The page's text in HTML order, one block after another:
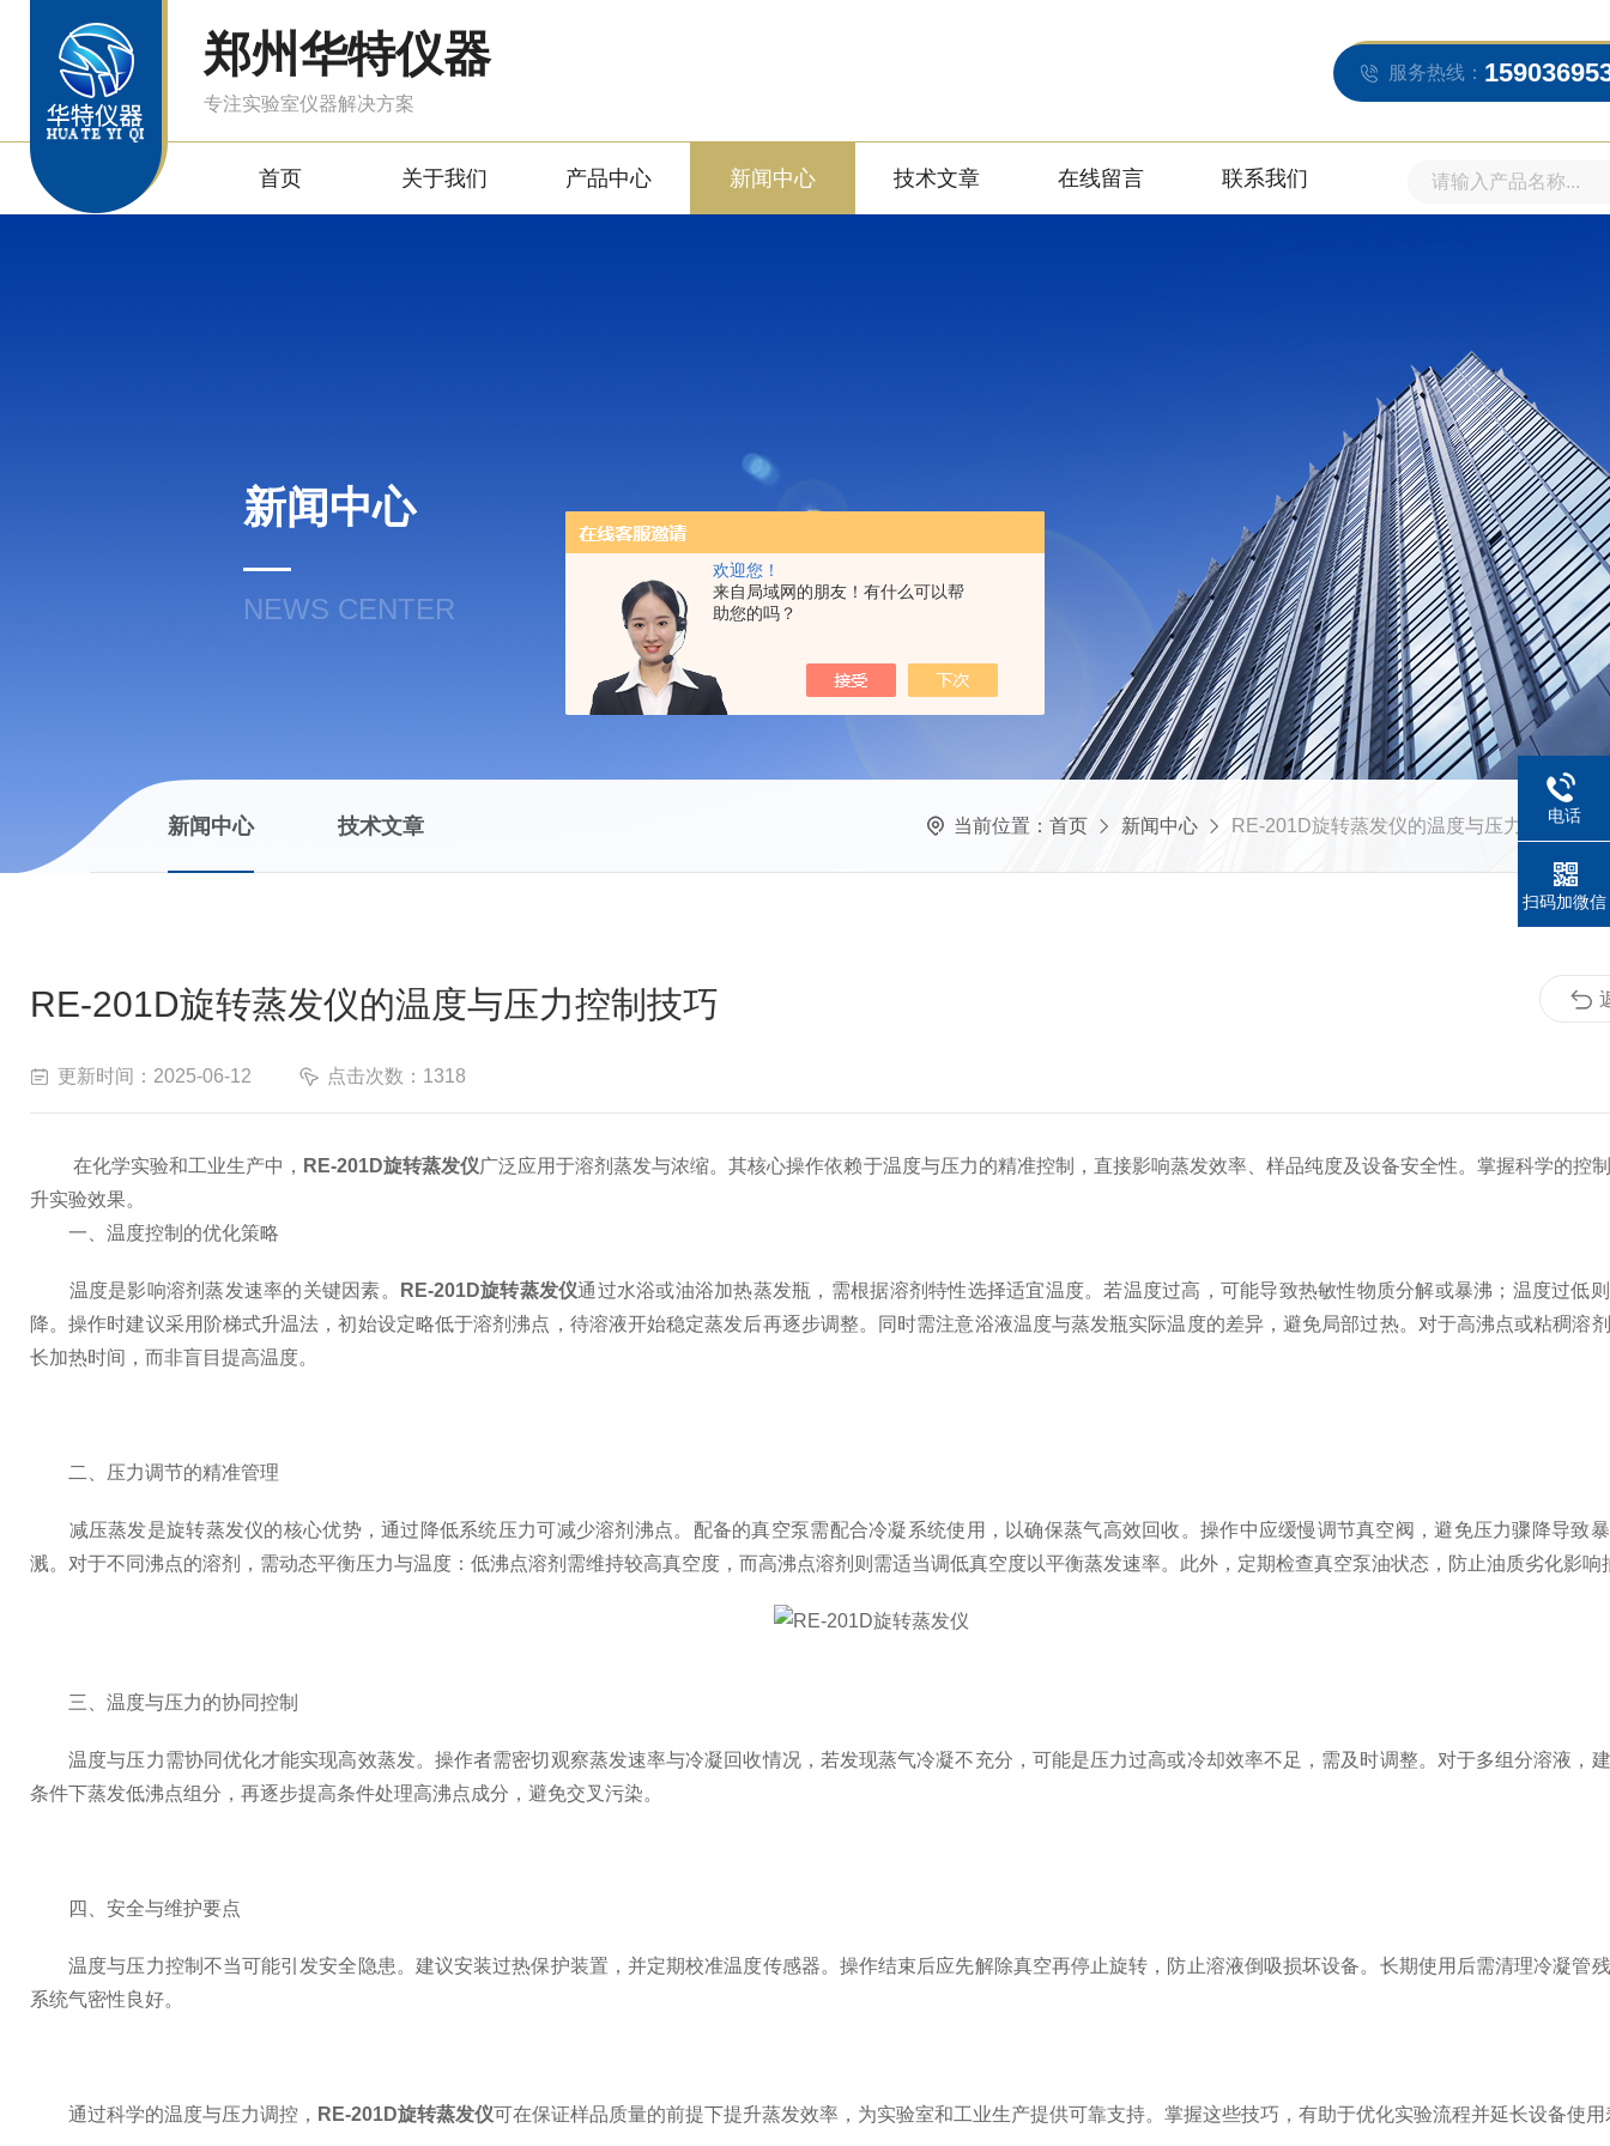
欢迎您！
来自局域网的朋友！有什么可以帮
助您的吗？
郑州华特仪器
专注实验室仪器解决方案
服务热线：
首页 关于我们 产品中心 新闻中心 技术文章 在线留言 联系我们
新闻中心
NEWS CENTER
新闻中心 技术文章 当前位置： 首页 新闻中心 RE-201D旋转蒸发仪的温度与压力控制技巧
RE-201D旋转蒸发仪的温度与压力控制技巧
更新时间：2025-06-12 点击次数：1318
在化学实验和工业生产中， RE-201D旋转蒸发仪广泛应用于溶剂蒸发与浓缩。其核心操作依赖于温度与压力的精准控制，直接影响蒸发效率、样品纯度及设备安全性。掌握科学的控
升实验效果。
一、温度控制的优化策略
温度是影响溶剂蒸发速率的关键因素。 RE-201D旋转蒸发仪通过水浴或油浴加热蒸发瓶，需根据溶剂特性选择适宜温度。若温度过高，可能导致热敏性物质分解或暴沸；温度过低
降。操作时建议采用阶梯式升温法，初始设定略低于溶剂沸点，待溶液开始稳定蒸发后再逐步调整。同时需注意浴液温度与蒸发瓶实际温度的差异，避免局部过热。对于高沸点或粘稠溶
长加热时间，而非盲目提高温度。
二、压力调节的精准管理
减压蒸发是旋转蒸发仪的核心优势，通过降低系统压力可减少溶剂沸点。配备的真空泵需配合冷凝系统使用，以确保蒸气高效回收。操作中应缓慢调节真空阀，避免压力骤降导致
溅。对于不同沸点的溶剂，需动态平衡压力与温度：低沸点溶剂需维持较高真空度，而高沸点溶剂则需适当调低真空度以平衡蒸发速率。此外，定期检查真空泵油状态，防止油质劣化影响
三、温度与压力的协同控制
温度与压力需协同优化才能实现高效蒸发。操作者需密切观察蒸发速率与冷凝回收情况，若发现蒸气冷凝不充分，可能是压力过高或冷却效率不足，需及时调整。对于多组分溶液，
条件下蒸发低沸点组分，再逐步提高条件处理高沸点成分，避免交叉污染。
四、安全与维护要点
温度与压力控制不当可能引发安全隐患。建议安装过热保护装置，并定期校准温度传感器。操作结束后应先解除真空再停止旋转，防止溶液倒吸损坏设备。长期使用后需清理冷凝管
系统气密性良好。
通过科学的温度与压力调控， RE-201D旋转蒸发仪可在保证样品质量的前提下提升蒸发效率，为实验室和工业生产提供可靠支持。掌握这些技巧，有助于优化实验流程并延长设备使用
电话
扫码加微信